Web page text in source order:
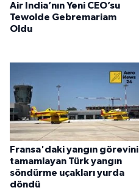
Air India’nın Yeni CEO’su
Tewolde Gebremariam
Oldu
Fransa'daki yangın görevini
tamamlayan Türk yangın
söndürme uçakları yurda
döndü